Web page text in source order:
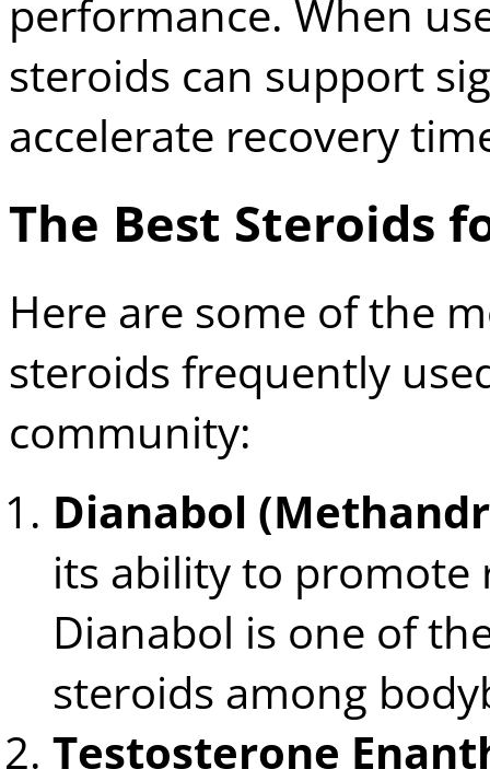
performance. When
steroids can support
accelerate recovery
The Best Steroids
Here are some of the
steroids frequently
community:
Dianabol
its ability to promote
Dianabol is one of
steroids among
Testosterone